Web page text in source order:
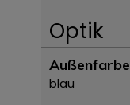
Optik
Außenfarbe
blau